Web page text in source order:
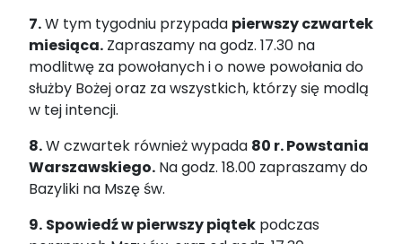
7.W tym tygodniu przypada pierwszy czwartek
miesiąca. Zapraszamy na godz. 17.30 na
modlitwę za powołanych i o nowe powołania do
służby Bożej oraz za wszystkich, którzy się modlą
w tej intencji.
8.W czwartek również wypada 80 r. Powstania
Warszawskiego. Na godz. 18.00 zapraszamy do
Bazyliki na Mszę św.
9. Spowiedź w pierwszy piątek podczas